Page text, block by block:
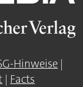
Hinweise |
| Facts